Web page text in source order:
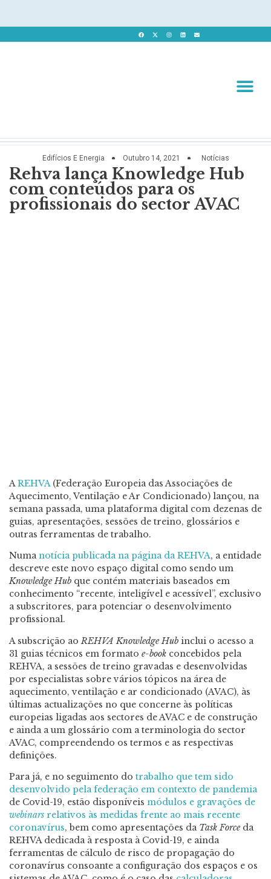
Edifícios E Energia Outubro 14, 2021 Notícias
Rehva lança Knowledge Hub
com conteúdos para os
profissionais do sector AVAC
AREHVA(Federação Europeia das Associações de
Aquecimento, Ventilação e Ar Condicionado) lançou, na
semana passada, uma plataforma digital com dezenas de
guias, apresentações, sessões de treino, glossários e
outras ferramentas de trabalho.
Numanotícia publicada na página da REHVA, a entidade
descreve este novo espaço digital como sendo um
Knowledge Hub que contém materiais baseados em
conhecimento “recente, inteligível e acessível”, exclusivo
a subscritores, para potenciar o desenvolvimento
profissional.
A subscrição ao REHVA Knowledge Hub inclui o acesso a
31 guias técnicos em formato e-book concebidos pela
REHVA, a sessões de treino gravadas e desenvolvidas
por especialistas sobre vários tópicos na área de
aquecimento, ventilação e ar condicionado (AVAC), às
últimas actualizações no que concerne às políticas
europeias ligadas aos sectores de AVAC e de construção
e ainda a um glossário com a terminologia do sector
AVAC, compreendendo os termos e as respectivas
definições.
Para já, e no seguimento do trabalho que tem sido
desenvolvido pela federação em contexto de pandemia
de Covid-19, estão disponíveis módulos e gravações de
webinars relativos às medidas frente ao mais recente
coronavírus, bem como apresentações da Task Forceda
REHVA dedicada à resposta à Covid-19, e ainda
ferramentas de cálculo de risco de propagação do
coronavírus consoante a configuração dos espaços e os